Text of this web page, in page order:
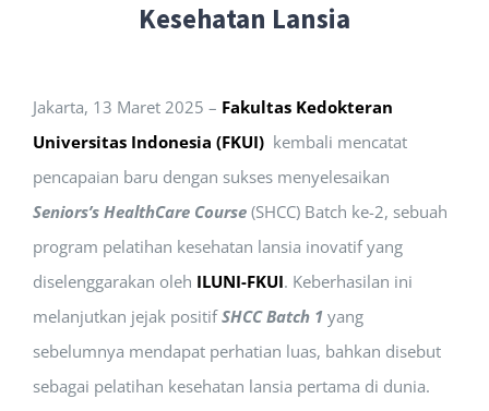
Kesehatan Lansia
Jakarta, 13 Maret 2025 – Fakultas Kedokteran
Universitas Indonesia (FKUI) kembali mencatat
pencapaian baru dengan sukses menyelesaikan
Seniors’s HealthCare Course (SHCC) Batch ke-2, sebuah
program pelatihan kesehatan lansia inovatif yang
diselenggarakan oleh ILUNI-FKUI. Keberhasilan ini
melanjutkan jejak positifSHCC Batch 1 yang
sebelumnya mendapat perhatian luas, bahkan disebut
sebagai pelatihan kesehatan lansia pertama di dunia.